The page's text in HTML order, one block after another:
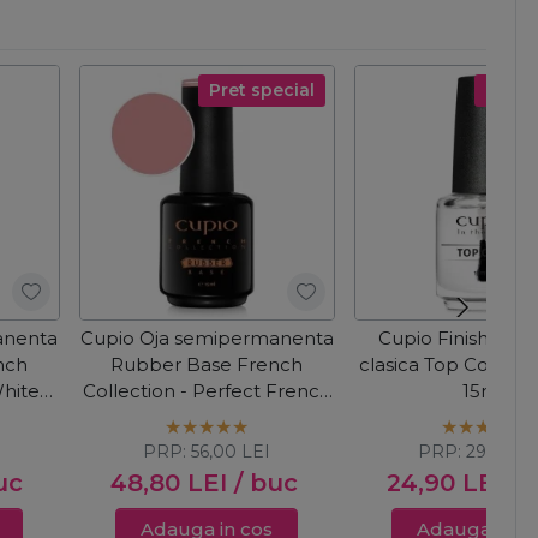
Pret special
Cupio Oja semipermanenta
Rubber Base French
Collection - Perfect French
15ml
48,80 LEI / buc
PRP:56,00 LEI
Adauga in cos
Cupio Finish
clasica Top Coat In
15ml
24,90 LEI
PRP:29,00
Adauga in